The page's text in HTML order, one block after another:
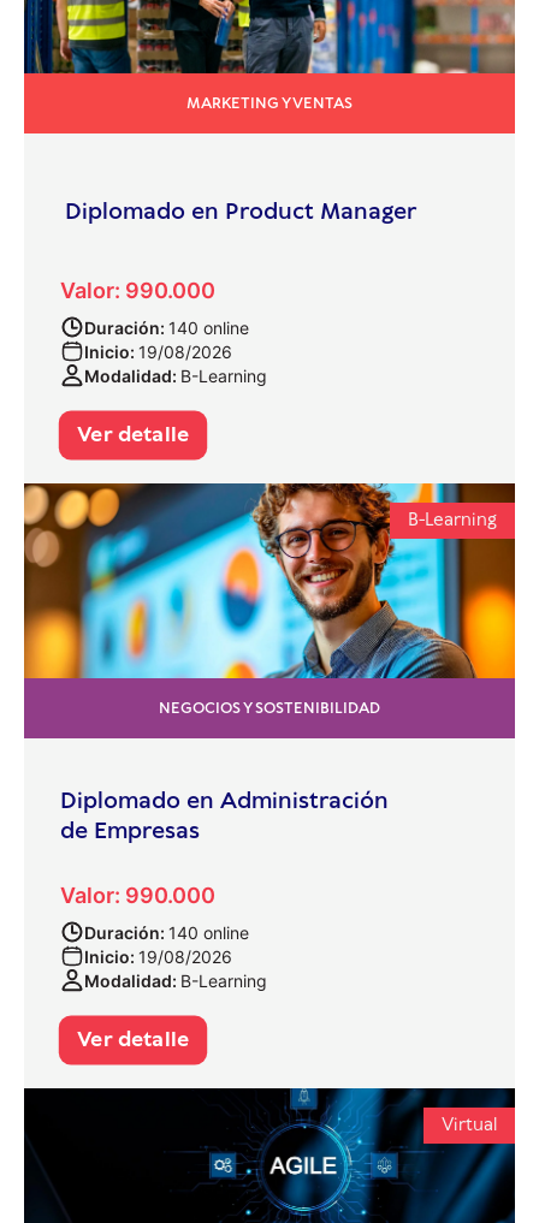
MARKETING Y VENTAS
Diplomado en Product Manager
Valor: 990.000
Duración: 140 online
Inicio: 19/08/2026
Modalidad: B-Learning
Ver detalle
B-Learning
NEGOCIOS Y SOSTENIBILIDAD
Diplomado en Administración
de Empresas
Valor: 990.000
Duración: 140 online
Inicio: 19/08/2026
Modalidad: B-Learning
Ver detalle
Virtual